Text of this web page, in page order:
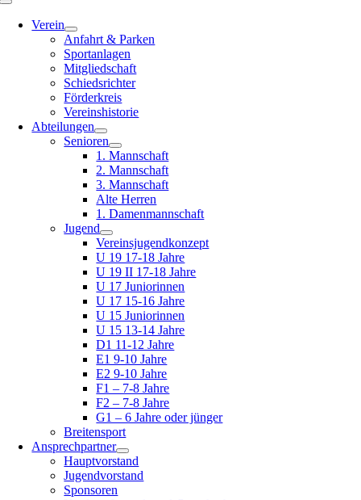
Toggle
NavigationVerein
Anfahrt & Parken
Sportanlagen
Mitgliedschaft
Schiedsrichter
Förderkreis
Vereinshistorie
Abteilungen
Senioren
1. Mannschaft
2. Mannschaft
3. Mannschaft
Alte Herren
1. Damenmannschaft
Jugend
Vereinsjugendkonzept
U 19 17-18 Jahre
U 19 II 17-18 Jahre
U 17 Juniorinnen
U 17 15-16 Jahre
U 15 Juniorinnen
U 15 13-14 Jahre
D1 11-12 Jahre
E1 9-10 Jahre
E2 9-10 Jahre
F1 – 7-8 Jahre
F2 – 7-8 Jahre
G1 – 6 Jahre oder jünger
Breitensport
Ansprechpartner
Hauptvorstand
Jugendvorstand
Sponsoren